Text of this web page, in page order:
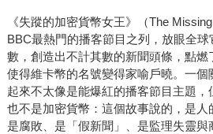
《失蹤的加密貨幣女王》（The
BBC最熱門的播客節目之列，放眼全
數，創造出不計其數的新聞頭條，點燃
使得維卡幣的名號變得家喻戶曉。一
起來不太像是能爆紅的播客節目主題
也不是加密貨幣：這個故事說的，是人
是腐敗、是「假新聞」、是監理失靈